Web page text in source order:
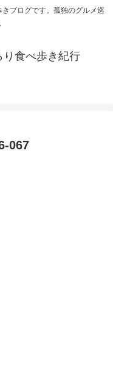
ブログです。孤独のグルメ巡
り食べ歩き紀行
067